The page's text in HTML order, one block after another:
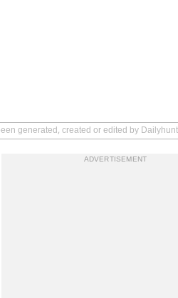
generated, created or edited by
ADVERTISEMENT